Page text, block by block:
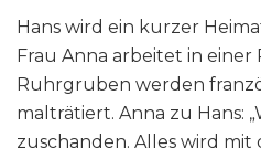
Hans wird ein kurzer
Frau Anna arbeitet in
Ruhrgruben werden
malträtiert. Anna zu Hans:
zuschanden. Alles wird